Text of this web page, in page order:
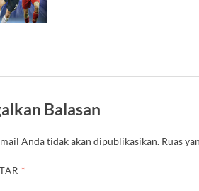
Balasan
Anda tidak akan dipublikasikan. Ruas
*